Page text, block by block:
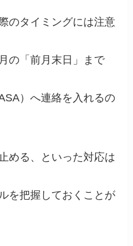
のタイミングには注意
の「前月末日」まで
）へ連絡を入れるの
める、といった対応は
を把握しておくことが